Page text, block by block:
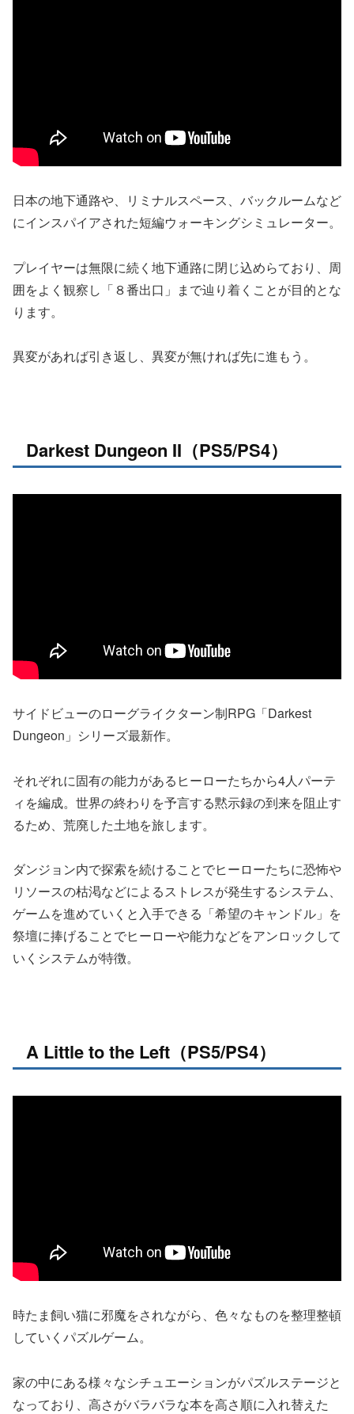
日本の地下通路や、リミナルスペース、バックルームなど
にインスパイアされた短編ウォーキングシミュレーター。
プレイヤーは無限に続く地下通路に閉じ込めらており、周
囲をよく観察し「８番出口」まで辿り着くことが目的とな
ります。
異変があれば引き返し、異変が無ければ先に進もう。
Darkest Dungeon II（PS5/PS4）
サイドビューのローグライクターン制RPG「Darkest
Dungeon」シリーズ最新作。
それぞれに固有の能力があるヒーローたちから4人パーテ
ィを編成。世界の終わりを予言する黙示録の到来を阻止す
るため、荒廃した土地を旅します。
ダンジョン内で探索を続けることでヒーローたちに恐怖や
リソースの枯渇などによるストレスが発生するシステム、
ゲームを進めていくと入手できる「希望のキャンドル」を
祭壇に捧げることでヒーローや能力などをアンロックして
いくシステムが特徴。
A Little to the Left（PS5/PS4）
時たま飼い猫に邪魔をされながら、色々なものを整理整頓
していくパズルゲーム。
家の中にある様々なシチュエーションがパズルステージと
なっており、高さがバラバラな本を高さ順に入れ替えた